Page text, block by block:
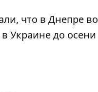
что в Днепре
Украине до осени